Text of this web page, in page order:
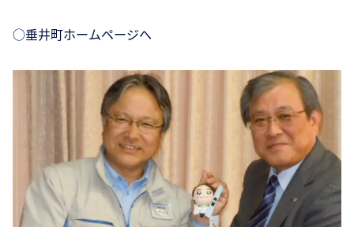
○垂井町ホームページへ